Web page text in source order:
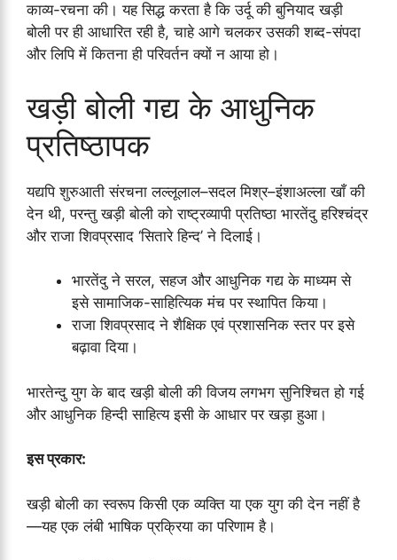
काव्य-रचना की। यह सिद्ध करता है कि उर्दू की बुनियाद खड़ी
बोली पर ही आधारित रही है, चाहे आगे चलकर उसकी शब्द-संपदा
और लिपि में कितना ही परिवर्तन क्यों न आया हो।
खड़ी बोली गद्य के आधुनिक
प्रतिष्ठापक
यद्यपि शुरुआती संरचना लल्लूलाल–सदल मिश्र–इंशाअल्ला खाँ की
देन थी, परन्तु खड़ी बोली को राष्ट्रव्यापी प्रतिष्ठा भारतेंदु हरिश्चंद्र
और राजा शिवप्रसाद ‘सितारे हिन्द’ ने दिलाई।
भारतेंदु ने सरल, सहज और आधुनिक गद्य के माध्यम से
इसे सामाजिक-साहित्यिक मंच पर स्थापित किया।
राजा शिवप्रसाद ने शैक्षिक एवं प्रशासनिक स्तर पर इसे
बढ़ावा दिया।
भारतेन्दु युग के बाद खड़ी बोली की विजय लगभग सुनिश्चित हो गई
और आधुनिक हिन्दी साहित्य इसी के आधार पर खड़ा हुआ।
इस प्रकार:
खड़ी बोली का स्वरूप किसी एक व्यक्ति या एक युग की देन नहीं है
—यह एक लंबी भाषिक प्रक्रिया का परिणाम है।